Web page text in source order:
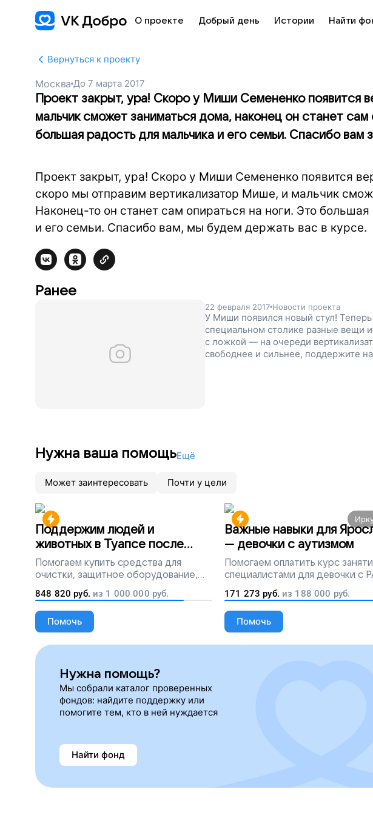
О проекте Добрый день Истории Найти
Вернуться к проекту
Москва До7 марта 2017
Проект закрыт, ура! Скоро у Миши Семененко появится
мальчик сможет заниматься дома, наконец он станет сам
большая радость для мальчика и его семьи. Спасибо вам
Проект закрыт, ура! Скоро у Миши Семененко появится
скоро мы отправим вертикализатор Мише, и мальчик
Наконец-то он станет сам опираться на ноги. Это
и его семьи. Спасибо вам, мы будем держать вас в курсе.
Ранее
22 февраля 2017 Новости проекта
У Миши появился новый стул!
специальном столике разные вещи и
с ложкой — на очереди
свободнее и сильнее, поддержите
Нужна ваша помощьЕщё
Может заинтересовать Почти у цели
Поддержим людей и
животных в Туапсе после
разлива мазута
Помогаем купить средства для
очистки, защитное оборудование,
лекарства, корм и предметы первой
необходимости
848 820 руб. из 1 000 000 руб.
Помочь
Важные навыки для
— девочки с аутизмом
Помогаем оплатить курс
специалистами для девочки с
171 273 руб. из 188 000 руб.
Помочь
Нужна помощь?
Мы собрали каталог проверенных
фондов: найдите поддержку или
помогите тем, кто в ней нуждается
Найти фонд